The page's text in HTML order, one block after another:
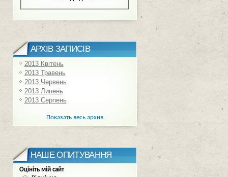
АРХІВ ЗАПИСІВ
2013 Квітень
2013 Травень
2013 Червень
2013 Липень
2013 Серпень
Показать весь архив
НАШЕ ОПИТУВАННЯ
Оцініть мій сайт